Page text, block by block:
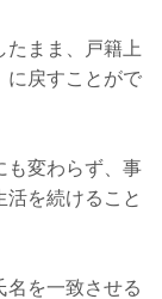
たまま、戸籍上
に戻すことがで
も変わらず、事
を続けること
名を一致させる